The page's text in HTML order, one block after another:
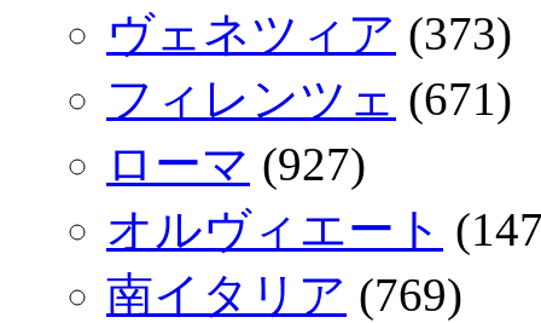
ヴェネツィア (373)
フィレンツェ (671)
ローマ (927)
オルヴィエート
南イタリア (769)